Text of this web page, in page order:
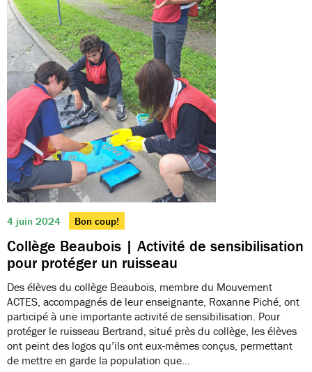
4 juin 2024 Bon coup!
Collège Beaubois | Activité de sensibilisation
pour protéger un ruisseau
Des élèves du collège Beaubois, membre du Mouvement
ACTES, accompagnés de leur enseignante, Roxanne Piché, ont
participé à une importante activité de sensibilisation. Pour
protéger le ruisseau Bertrand, situé près du collège, les élèves
ont peint des logos qu’ils ont eux-mêmes conçus, permettant
de mettre en garde la population que…